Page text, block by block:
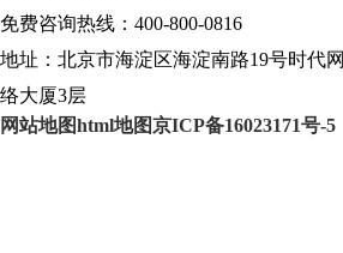
免费咨询热线：400-800-0816
地址：北京市海淀区海淀南路19号时代网
络大厦3层
网站地图html地图京ICP备16023171号-5